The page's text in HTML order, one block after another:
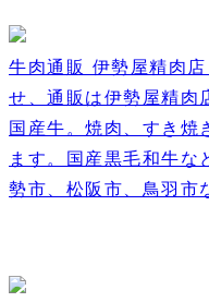
牛肉通販 伊勢屋精肉
せ、通販は伊勢屋精肉
国産牛。焼肉、すき焼
ます。国産黒毛和牛な
勢市、松阪市、鳥羽市